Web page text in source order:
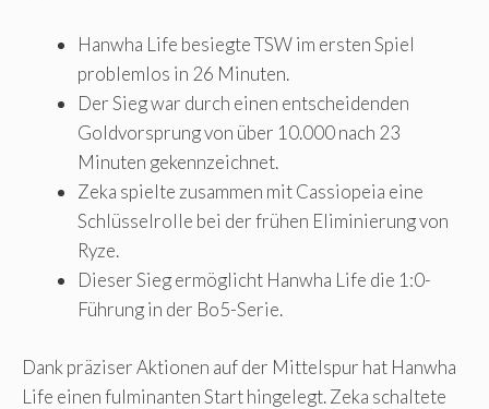
Hanwha Life besiegte TSW im ersten Spiel
problemlos in 26 Minuten.
Der Sieg war durch einen entscheidenden
Goldvorsprung von über 10.000 nach 23
Minuten gekennzeichnet.
Zeka spielte zusammen mit Cassiopeia eine
Schlüsselrolle bei der frühen Eliminierung von
Ryze.
Dieser Sieg ermöglicht Hanwha Life die 1:0-
Führung in der Bo5-Serie.
Dank präziser Aktionen auf der Mittelspur hat Hanwha
Life einen fulminanten Start hingelegt. Zeka schaltete